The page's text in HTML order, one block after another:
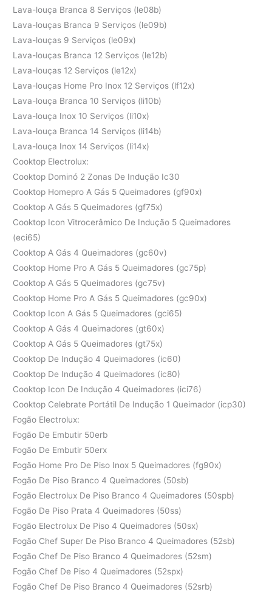
Lava-louça Branca 8 Serviços (le08b)
Lava-louças Branca 9 Serviços (le09b)
Lava-louças 9 Serviços (le09x)
Lava-louças Branca 12 Serviços (le12b)
Lava-louças 12 Serviços (le12x)
Lava-louças Home Pro Inox 12 Serviços (lf12x)
Lava-louça Branca 10 Serviços (li10b)
Lava-louça Inox 10 Serviços (li10x)
Lava-louça Branca 14 Serviços (li14b)
Lava-louça Inox 14 Serviços (li14x)
Cooktop Electrolux:
Cooktop Dominó 2 Zonas De Indução Ic30
Cooktop Homepro A Gás 5 Queimadores (gf90x)
Cooktop A Gás 5 Queimadores (gf75x)
Cooktop Icon Vitrocerâmico De Indução 5 Queimadores
(eci65)
Cooktop A Gás 4 Queimadores (gc60v)
Cooktop Home Pro A Gás 5 Queimadores (gc75p)
Cooktop A Gás 5 Queimadores (gc75v)
Cooktop Home Pro A Gás 5 Queimadores (gc90x)
Cooktop Icon A Gás 5 Queimadores (gci65)
Cooktop A Gás 4 Queimadores (gt60x)
Cooktop A Gás 5 Queimadores (gt75x)
Cooktop De Indução 4 Queimadores (ic60)
Cooktop De Indução 4 Queimadores (ic80)
Cooktop Icon De Indução 4 Queimadores (ici76)
Cooktop Celebrate Portátil De Indução 1 Queimador (icp30)
Fogão Electrolux:
Fogão De Embutir 50erb
Fogão De Embutir 50erx
Fogão Home Pro De Piso Inox 5 Queimadores (fg90x)
Fogão De Piso Branco 4 Queimadores (50sb)
Fogão Electrolux De Piso Branco 4 Queimadores (50spb)
Fogão De Piso Prata 4 Queimadores (50ss)
Fogão Electrolux De Piso 4 Queimadores (50sx)
Fogão Chef Super De Piso Branco 4 Queimadores (52sb)
Fogão Chef De Piso Branco 4 Queimadores (52sm)
Fogão Chef De Piso 4 Queimadores (52spx)
Fogão Chef De Piso Branco 4 Queimadores (52srb)